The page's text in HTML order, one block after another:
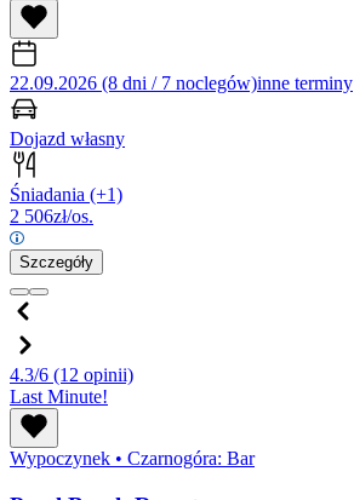
22.09.2026 (8 dni / 7 noclegów)inne terminy
Dojazd własny
Śniadania (+1)
2 506zł/os.
Szczegóły
4.3/6 (12 opinii)
Last Minute!
Wypoczynek • Czarnogóra: Bar